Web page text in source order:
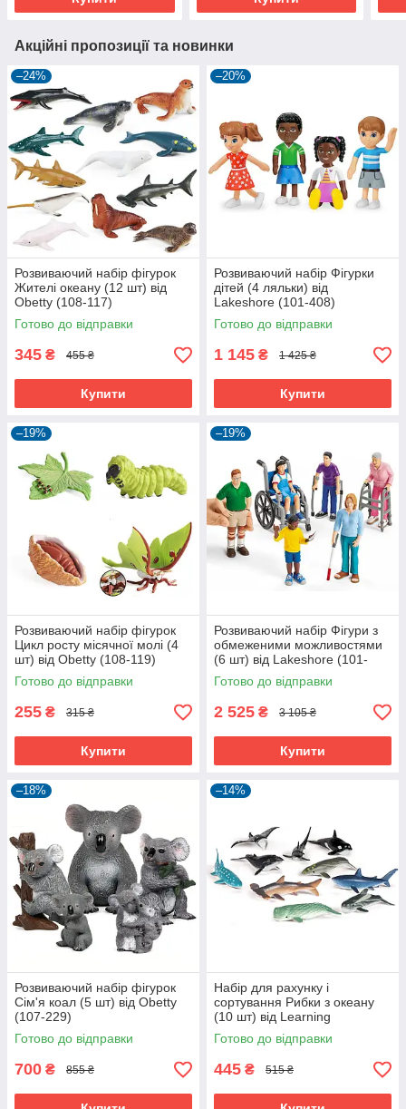
Акційні пропозиції та новинки
–24%
Розвиваючий набір фігурок
Жителі океану (12 шт) від
Obetty (108-117)
Готово до відправки
345 ₴ 455 ₴
Купити
–20%
Розвиваючий набір Фігурки
дітей (4 ляльки) від
Lakeshore (101-408)
Готово до відправки
1 145 ₴ 1 425 ₴
Купити
–19%
Розвиваючий набір фігурок
Цикл росту місячної молі (4
шт) від Obetty (108-119)
Готово до відправки
255 ₴ 315 ₴
Купити
–19%
Розвиваючий набір Фігури з
обмеженими можливостями
(6 шт) від Lakeshore (101-
115)
Готово до відправки
2 525 ₴ 3 105 ₴
Купити
–18%
Розвиваючий набір фігурок
Сім'я коал (5 шт) від Obetty
(107-229)
Готово до відправки
700 ₴ 855 ₴
–14%
Набір для рахунку і
сортування Рибки з океану
(10 шт) від Learning
Resources (104-023)
Готово до відправки
445 ₴ 515 ₴